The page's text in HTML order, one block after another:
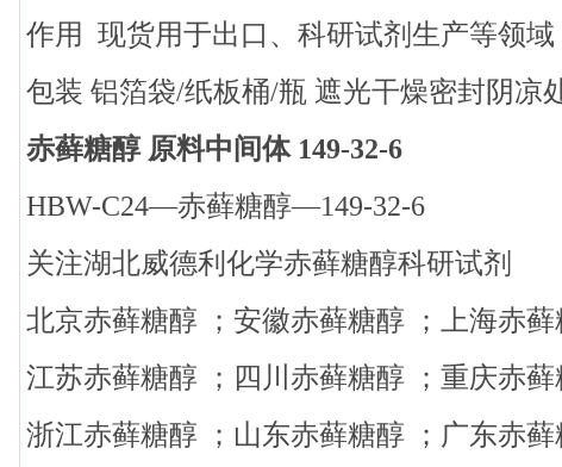
作用 现货用于出口、科研试剂生产等领域
包装 铝箔袋/纸板桶/瓶 遮光干燥密封阴凉
赤藓糖醇 原料中间体 149-32-6
HBW-C24—赤藓糖醇—149-32-6
关注湖北威德利化学赤藓糖醇科研试剂
北京赤藓糖醇 ；安徽赤藓糖醇 ；上海赤藓
江苏赤藓糖醇 ；四川赤藓糖醇 ；重庆赤藓
浙江赤藓糖醇 ；山东赤藓糖醇 ；广东赤藓